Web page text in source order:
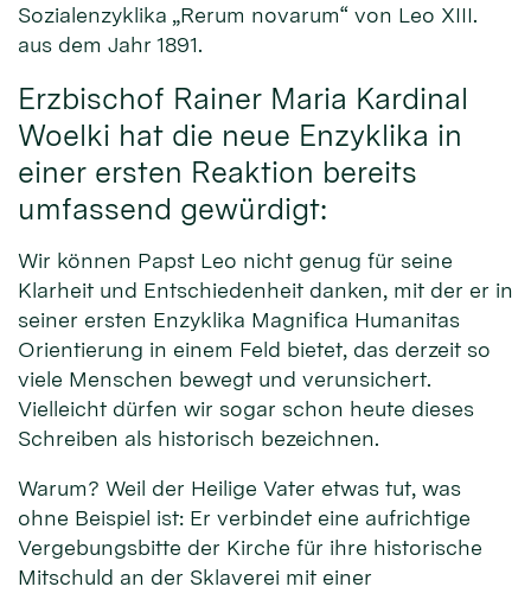
Sozialenzyklika „Rerum novarum“ von Leo XIII.
aus dem Jahr 1891.
Erzbischof Rainer Maria Kardinal
Woelki hat die neue Enzyklika in
einer ersten Reaktion bereits
umfassend gewürdigt:
Wir können Papst Leo nicht genug für seine
Klarheit und Entschiedenheit danken, mit der er in
seiner ersten Enzyklika Magnifica Humanitas
Orientierung in einem Feld bietet, das derzeit so
viele Menschen bewegt und verunsichert.
Vielleicht dürfen wir sogar schon heute dieses
Schreiben als historisch bezeichnen.
Warum? Weil der Heilige Vater etwas tut, was
ohne Beispiel ist: Er verbindet eine aufrichtige
Vergebungsbitte der Kirche für ihre historische
Mitschuld an der Sklaverei mit einer